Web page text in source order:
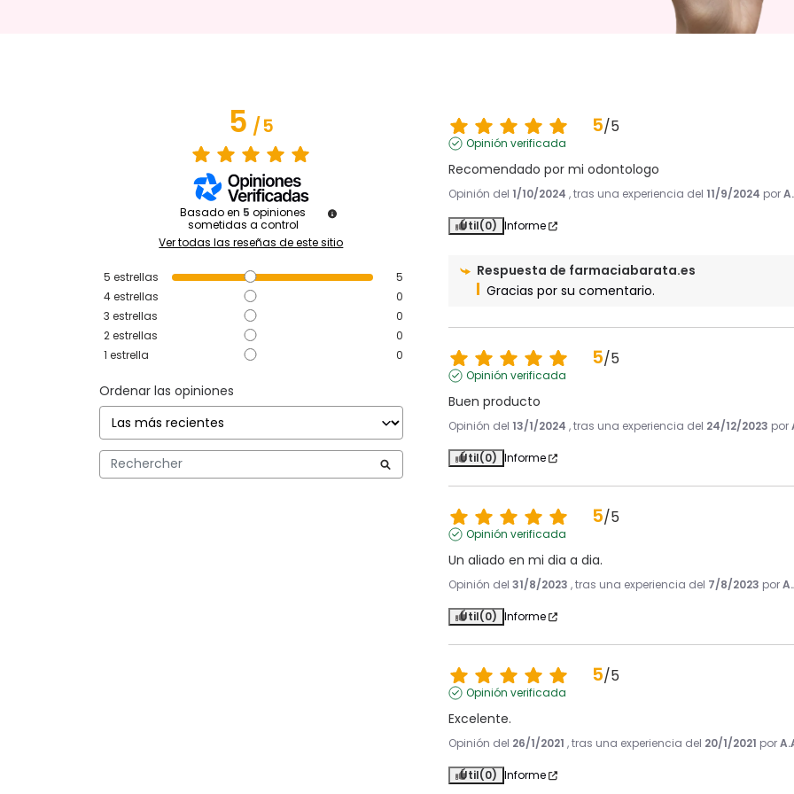
5/5
Basado en 5 opiniones
sometidas a control
Ver todas las reseñas de este sitio
5 estrellas
5
4estrellas
0
3 estrellas
0
2estrellas
0
1 estrella 0
Ordenar las opiniones
5/5
Opinión verificada
Recomendado por mi odontologo
Opinión del 1/10/2024 , tras una experiencia del 11/9/2024 por
Útil(0) Informe
Respuesta de farmaciabarata.es
Gracias por su comentario.
5/5
Opinión verificada
Buen producto
Opinión del 13/1/2024 , tras una experiencia del 24/12/2023 por
Útil(0) Informe
5/5
Opinión verificada
Un aliado en mi dia a dia.
Opinión del31/8/2023 , tras una experiencia del 7/8/2023 por
Útil(0) Informe
5/5
Opinión verificada
Excelente.
Opinión del 26/1/2021 , tras una experiencia del 20/1/2021 por
Útil(0) Informe